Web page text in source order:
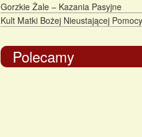
Gorzkie Żale – Kazania Pasyjne
Kult Matki Bożej Nieustającej Pomocy
Polecamy